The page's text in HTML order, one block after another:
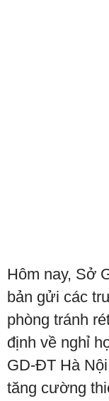
Hôm nay, Sở
bản gửi các
phòng tránh
định về nghỉ
GD-ĐT Hà
tăng cường